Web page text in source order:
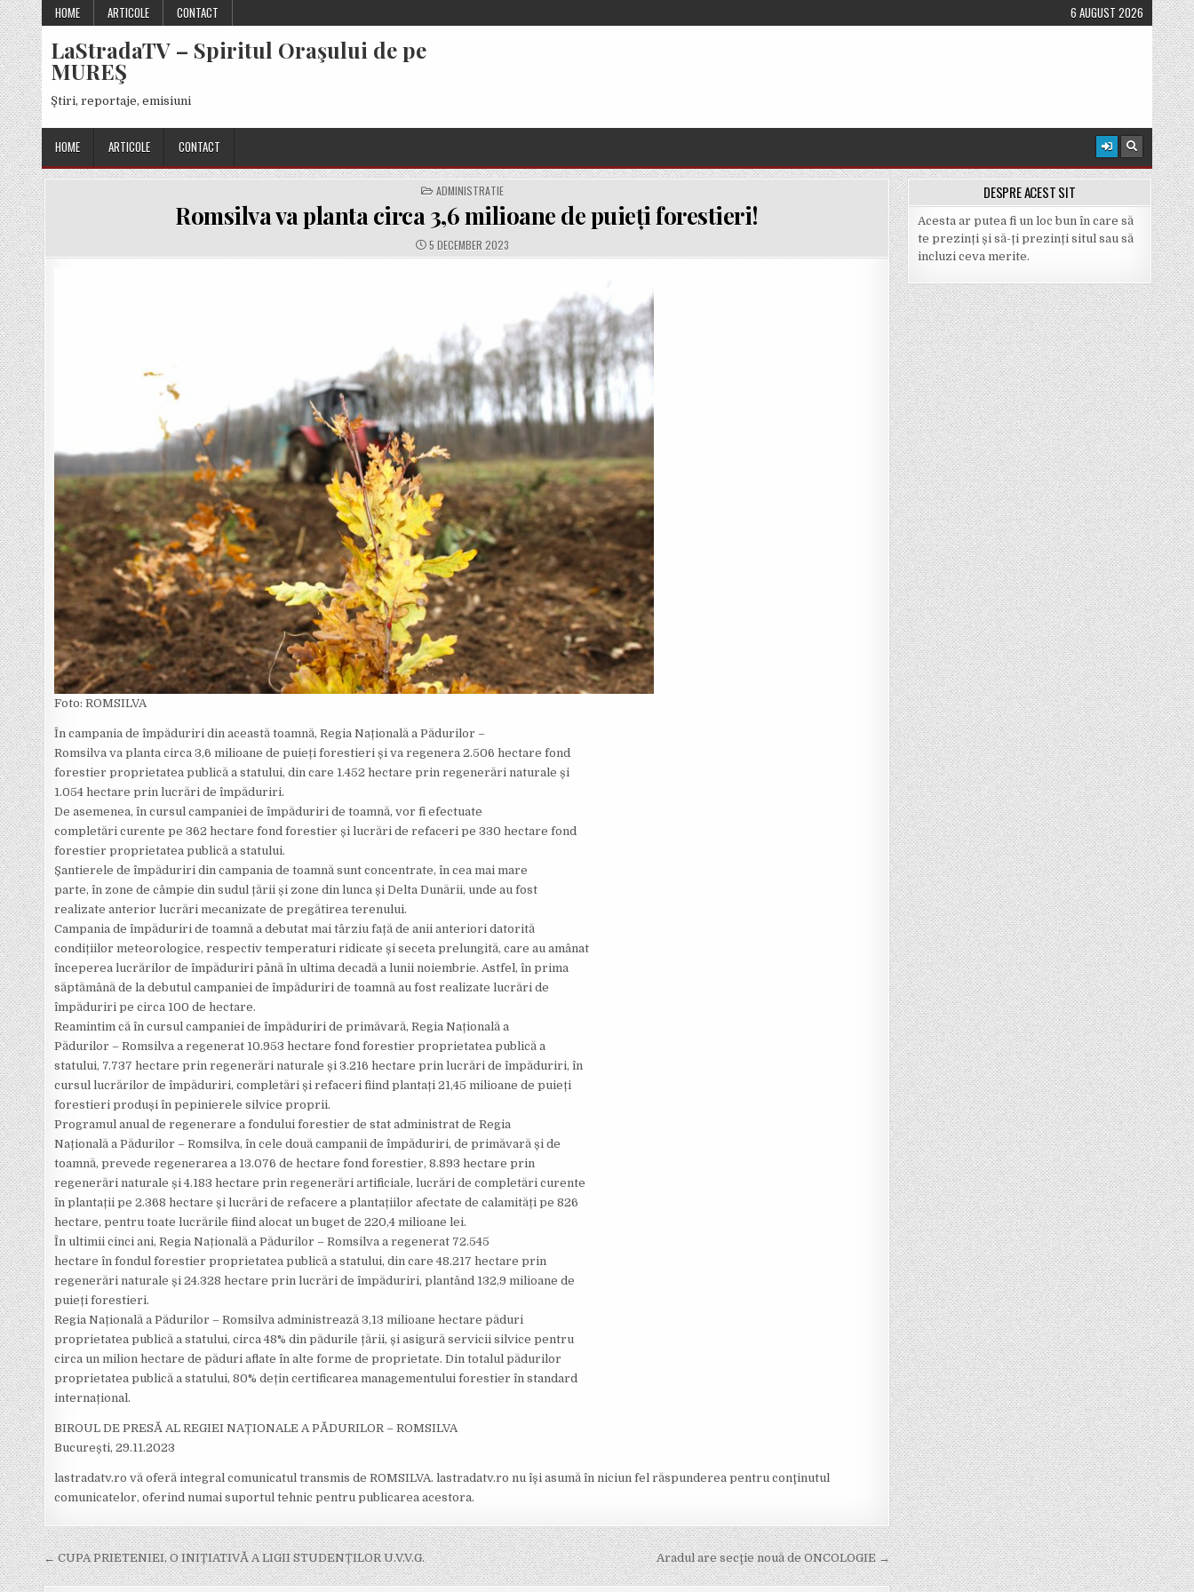
Skip
to
content
HOME ARTICOLE CONTACT 6 AUGUST 2026
LaStradaTV – Spiritul Oraşului de pe
MUREŞ
Ştiri, reportaje, emisiuni
HOME ARTICOLE CONTACT
POSTED
IN
ADMINISTRATIE
Romsilva va planta circa 3,6 milioane de puieți forestieri!
PUBLISHED
DATE:
5 DECEMBER 2023
Foto: ROMSILVA
În campania de împăduriri din această toamnă, Regia Națională a Pădurilor –
Romsilva va planta circa 3,6 milioane de puieți forestieri și va regenera 2.506 hectare fond
forestier proprietatea publică a statului, din care 1.452 hectare prin regenerări naturale și
1.054 hectare prin lucrări de împăduriri.
De asemenea, în cursul campaniei de împăduriri de toamnă, vor fi efectuate
completări curente pe 362 hectare fond forestier și lucrări de refaceri pe 330 hectare fond
forestier proprietatea publică a statului.
Șantierele de împăduriri din campania de toamnă sunt concentrate, în cea mai mare
parte, în zone de câmpie din sudul țării și zone din lunca și Delta Dunării, unde au fost
realizate anterior lucrări mecanizate de pregătirea terenului.
Campania de împăduriri de toamnă a debutat mai târziu față de anii anteriori datorită
condițiilor meteorologice, respectiv temperaturi ridicate și seceta prelungită, care au amânat
începerea lucrărilor de împăduriri până în ultima decadă a lunii noiembrie. Astfel, în prima
săptămână de la debutul campaniei de împăduriri de toamnă au fost realizate lucrări de
împăduriri pe circa 100 de hectare.
Reamintim că în cursul campaniei de împăduriri de primăvară, Regia Națională a
Pădurilor – Romsilva a regenerat 10.953 hectare fond forestier proprietatea publică a
statului, 7.737 hectare prin regenerări naturale și 3.216 hectare prin lucrări de împăduriri, în
cursul lucrărilor de împăduriri, completări și refaceri fiind plantați 21,45 milioane de puieți
forestieri produși în pepinierele silvice proprii.
Programul anual de regenerare a fondului forestier de stat administrat de Regia
Națională a Pădurilor – Romsilva, în cele două campanii de împăduriri, de primăvară și de
toamnă, prevede regenerarea a 13.076 de hectare fond forestier, 8.893 hectare prin
regenerări naturale și 4.183 hectare prin regenerări artificiale, lucrări de completări curente
în plantații pe 2.368 hectare și lucrări de refacere a plantațiilor afectate de calamități pe 826
hectare, pentru toate lucrările fiind alocat un buget de 220,4 milioane lei.
În ultimii cinci ani, Regia Națională a Pădurilor – Romsilva a regenerat 72.545
hectare în fondul forestier proprietatea publică a statului, din care 48.217 hectare prin
regenerări naturale și 24.328 hectare prin lucrări de împăduriri, plantând 132,9 milioane de
puieți forestieri.
Regia Națională a Pădurilor – Romsilva administrează 3,13 milioane hectare păduri
proprietatea publică a statului, circa 48% din pădurile țării, și asigură servicii silvice pentru
circa un milion hectare de păduri aflate în alte forme de proprietate. Din totalul pădurilor
proprietatea publică a statului, 80% dețin certificarea managementului forestier în standard
internațional.
BIROUL DE PRESĂ AL REGIEI NAȚIONALE A PĂDURILOR – ROMSILVA
București, 29.11.2023
lastradatv.ro vă oferă integral comunicatul transmis de ROMSILVA. lastradatv.ro nu îşi asumă în niciun fel răspunderea pentru conţinutul
comunicatelor, oferind numai suportul tehnic pentru publicarea acestora.
Post
navigation
Aradul are secţie nouă de ONCOLOGIE →
← CUPA PRIETENIEI, O INIȚIATIVĂ A LIGII STUDENȚILOR U.V.V.G.
DESPRE ACEST SIT
Acesta ar putea fi un loc bun în care să
te prezinți și să-ți prezinți situl sau să
incluzi ceva merite.